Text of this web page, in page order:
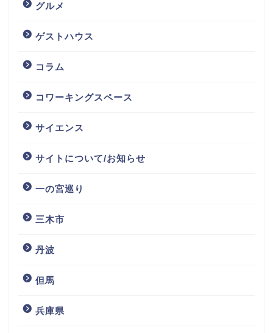
グルメ
ゲストハウス
コラム
コワーキングスペース
サイエンス
サイトについて/お知らせ
一の宮巡り
三木市
丹波
但馬
兵庫県